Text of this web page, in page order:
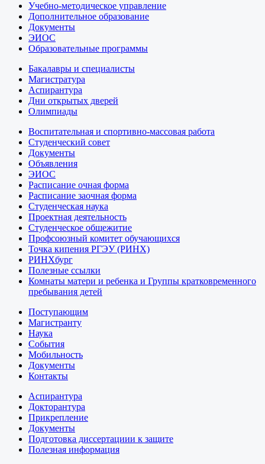
Учебно-методическое управление
Дополнительное образование
Документы
ЭИОС
Образовательные программы
Бакалавры и специалисты
Магистратура
Аспирантура
Дни открытых дверей
Олимпиады
Воспитательная и спортивно-массовая работа
Студенческий совет
Документы
Объявления
ЭИОС
Расписание очная форма
Расписание заочная форма
Студенческая наука
Проектная деятельность
Студенческое общежитие
Профсоюзный комитет обучающихся
Точка кипения РГЭУ (РИНХ)
РИНХбург
Полезные ссылки
Комнаты матери и ребенка и Группы кратковременного
пребывания детей
Поступающим
Магистранту
Наука
События
Мобильность
Документы
Контакты
Аспирантура
Докторантура
Прикрепление
Документы
Подготовка диссертациии к защите
Полезная информация